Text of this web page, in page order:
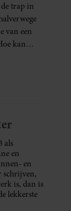
de trap in
van een
kan
als
en
en
schrijven,
is, dan is
lekkerste